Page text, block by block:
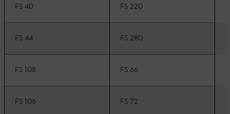
FS 40 FS 220
FS 44 FS 280
FS 108 FS 66
FS 106 FS 72